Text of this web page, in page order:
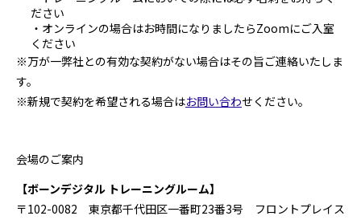
ださい
・オンラインの場合はお時間になりましたらZoomにご入室
ください
※万が一弊社との有効な契約がない場合はその旨ご連絡いたしま
す。
※新規で契約を希望される場合はお問い合わせください。
会場のご案内
【ボーンデジタル トレーニングルーム】
〒102-0082 東京都千代田区一番町23番3号 フロントプレイス